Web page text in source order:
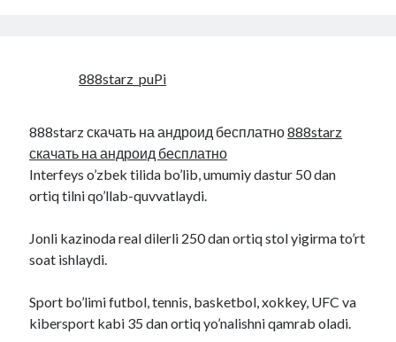
888starz_puPi
888starz скачать на андроид бесплатно888starz
скачать на андроид бесплатно
Interfeys o’zbek tilida bo’lib, umumiy dastur 50 dan
ortiq tilni qo’llab-quvvatlaydi.
Jonli kazinoda real dilerli 250 dan ortiq stol yigirma to’rt
soat ishlaydi.
Sport bo’limi futbol, tennis, basketbol, xokkey, UFC va
kibersport kabi 35 dan ortiq yo’nalishni qamrab oladi.